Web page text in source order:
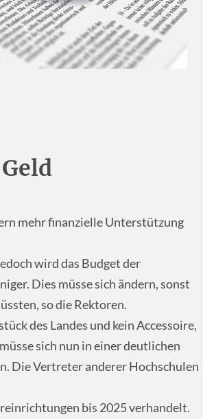
mehr finanzielle Unterstützung
wird das Budget der
Dies müsse sich ändern, sonst
so die Rektoren.
des Landes und kein Accessoire,
sich nun in einer deutlichen
Die Vertreter anderer Hochschulen
bis 2025 verhandelt.